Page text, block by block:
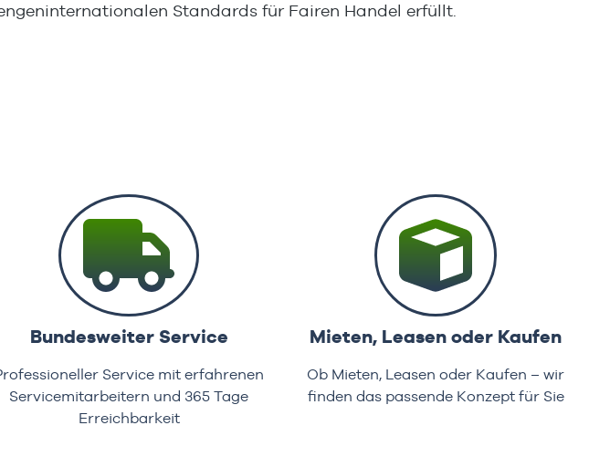
Standards für Fairen Handel erfüllt.
Bundesweiter Service
Service mit erfahrenen
Servicemitarbeitern und 365 Tage
Erreichbarkeit
Mieten, Leasen oder Kaufen
Ob Mieten, Leasen oder Kaufen – wir
finden das passende Konzept für Sie